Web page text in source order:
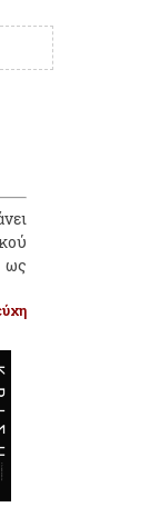
ως